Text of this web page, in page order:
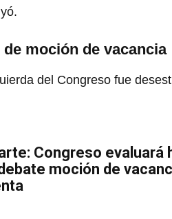
moción de vacancia
del Congreso fue
Congreso evaluará
moción de